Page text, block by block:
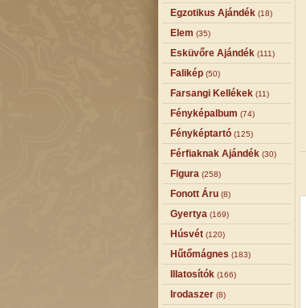
Egzotikus Ajándék (18)
Elem (35)
Esküvőre Ajándék (111)
Falikép (50)
Farsangi Kellékek (11)
Fényképalbum (74)
Fényképtartó (125)
Férfiaknak Ajándék (30)
Figura (258)
Fonott Áru (8)
Gyertya (169)
Húsvét (120)
Hűtőmágnes (183)
Illatosítók (166)
Irodaszer (8)